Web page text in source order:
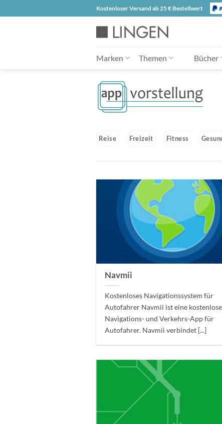
Inhalt
Kostenloser Versand ab 25 € Bestellwert
Marken Themen Bücher
Reise Freizeit Fitness
Navmii
Kostenloses Navigationssystem für
Autofahrer Navmii ist eine kostenlose
Navigations- und Verkehrs-App für
Autofahrer. Navmii verbindet [...]